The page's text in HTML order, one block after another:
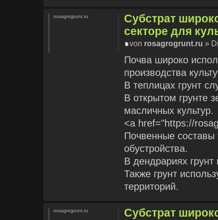
Субстрат
секторе для
von rosagrogrunt.ru »
Почва широко
производства
В теплицах грунт
В открытом грунте
масличных культур.
<a href="https://
Почвенные составы
обустройства.
В дендрариях
Также грунт
территорий.
rosagrogrunt.ru
Субстрат
rosagrogrunt.ru